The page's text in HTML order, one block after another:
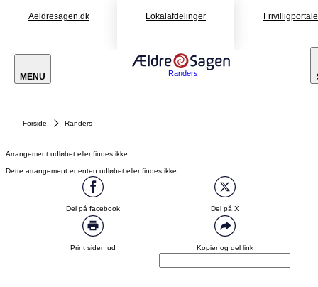
Aeldresagen.dk Lokalafdelinger
MENU Randers
Forside Randers
Arrangement udløbet eller findes ikke
Dette arrangement er enten udløbet eller findes ikke.
Del på facebook Del på X
Print siden ud Kopier og del link